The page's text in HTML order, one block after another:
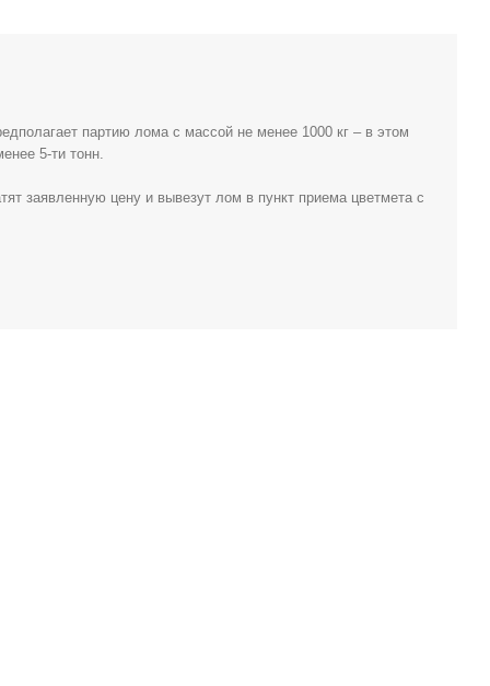
партию лома с массой не менее 1000 кг – в этом
5-ти тонн.
заявленную цену и вывезут лом в пункт приема цветмета с